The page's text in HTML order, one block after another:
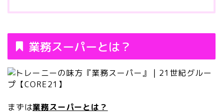
業務スーパーとは？
まずは業務スーパーとは？